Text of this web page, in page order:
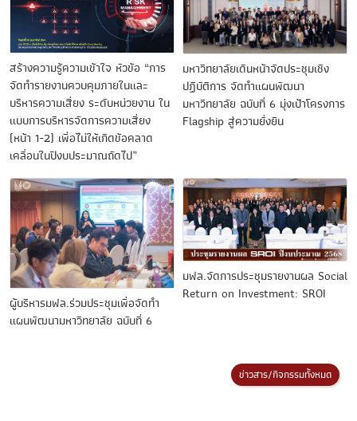
สร้างความรู้ความเข้าใจ หัวข้อ “การ
จัดทำรายงานควบคุมภายในและ
บริหารความเสี่ยง ระดับหน่วยงาน ใน
แบบการบริหารจัดการความเสี่ยง
(หน้า 1-2) เพื่อไม่ให้เกิดข้อคลาด
เคลื่อนในปีงบประมาณถัดไป”
มหาวิทยาลัยเดินหน้าจัดประชุมเชิง
ปฏิบัติการ จัดทำแผนพัฒนา
มหาวิทยาลัย ฉบับที่ 6 มุ่งเป้าโครงการ
Flagship สู่ความยั่งยืน
ผู้บริหารมฟล.ร่วมประชุมเพื่อจัดทำ
แผนพัฒนามหาวิทยาลัย ฉบับที่ 6
มฟล.จัดการประชุมรายงานผล Social
Return on Investment: SROI
ข่าวสาร/กิจกรรมทั้งหมด